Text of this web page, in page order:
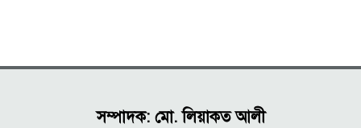
সম্পাদক: মো. লিয়াকত আলী